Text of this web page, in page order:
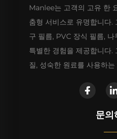
Manlee는 고객의 고유 한
춤형 서비스로 유명합니다.
구 필름, PVC 장식 필름,
특별한 경험을 제공합니다.
질, 성숙한 원료를 사용하
문의